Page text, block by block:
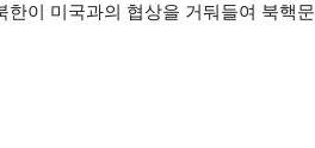
이 미국과의 협상을 거둬들여 북핵